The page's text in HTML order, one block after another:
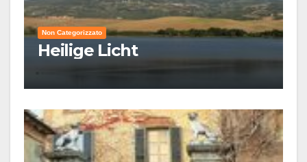
Non Categorizzato
Heilige Licht